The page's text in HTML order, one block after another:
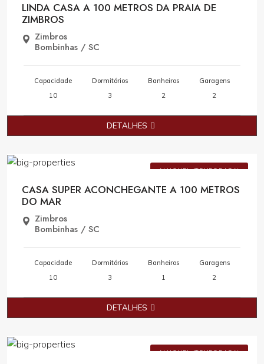
LINDA CASA A 100 METROS DA PRAIA DE
ZIMBROS
Zimbros
Bombinhas / SC
Capacidade
10
Dormitórios
3
Banheiros
2
Garagens
2
DETALHES
ALUGUEL (TEMPORADA)
CASA SUPER ACONCHEGANTE A 100 METROS
DO MAR
Zimbros
Bombinhas / SC
Capacidade
10
Dormitórios
3
Banheiros
1
Garagens
2
DETALHES
ALUGUEL (TEMPORADA)